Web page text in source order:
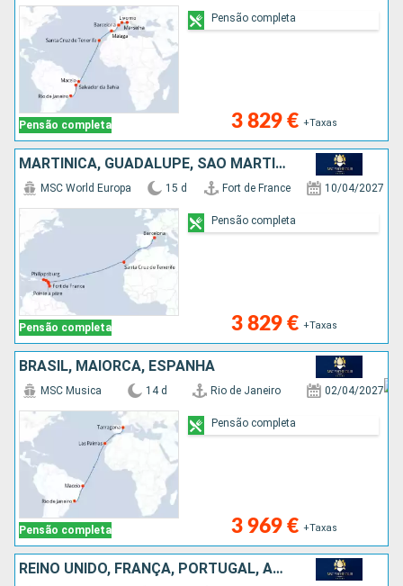
Pensão completa 3 829 € +Taxas
Pensão completa
MARTINICA, GUADALUPE, SÃO MARTINHO, TORTOLA, ANTÍGUA E BARBUDA, TENERIFE, ESPANHA
Pensão completa
MSC World Europa 15 d Fort de France 10/04/2027
3 829 € +Taxas
Pensão completa
BRASIL, MAIORCA, ESPANHA
Pensão completa
MSC Musica 14 d Rio de Janeiro 02/04/2027
3 969 € +Taxas
Pensão completa
REINO UNIDO, FRANÇA, PORTUGAL, ANTÍGUA E BARBUDA, ST VINCENT E GRENADINES, BARBADOS